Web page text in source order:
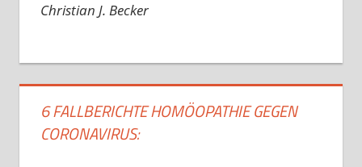
Christian J. Becker
6 FALLBERICHTE HOMÖOPATHIE GEGEN
CORONAVIRUS: